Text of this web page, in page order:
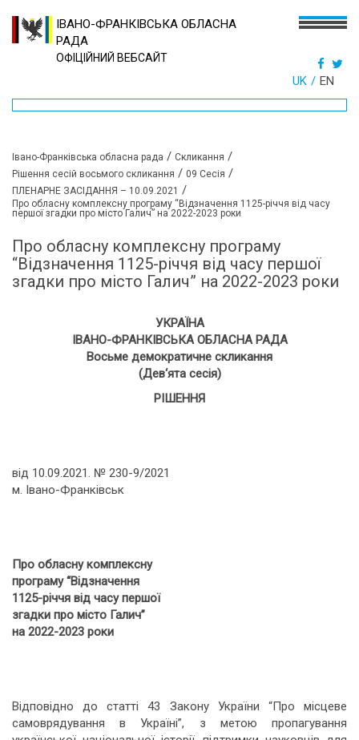
ІВАНО-ФРАНКІВСЬКА ОБЛАСНА
РАДА
ОФІЦІЙНИЙ ВЕБСАЙТ
UK EN
Івано-Франківська обласна рада / Скликання /
Рішення сесій восьмого скликання / 09 Сесія /
ПЛЕНАРНЕ ЗАСІДАННЯ – 10.09.2021 /
Про обласну комплексну програму “Відзначення 1125-річчя від часу
першої згадки про місто Галич” на 2022-2023 роки
Про обласну комплексну програму
“Відзначення 1125-річчя від часу першої
згадки про місто Галич” на 2022-2023 роки
УКРАЇНА
ІВАНО-ФРАНКІВСЬКА ОБЛАСНА РАДА
Восьме демократичне скликання
(Дев‘ятасесія)
РІШЕННЯ
від 10.09.2021. № 230-9/2021
м. Івано-Франківськ
Про обласну комплексну
програму “Відзначення
1125-річчя від часу першої
згадки про місто Галич”
на 2022-2023 роки
Відповідно до статті 43 Закону України “Про місцеве
самоврядування в Україні”, з метою пропагування